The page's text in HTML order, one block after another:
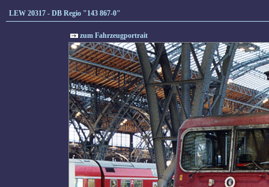
LEW 20317 - DB Regio "143 867-0"
zum Fahrzeugportrait